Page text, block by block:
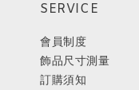
SERVICE
會員制度
飾品尺寸測量
訂購須知